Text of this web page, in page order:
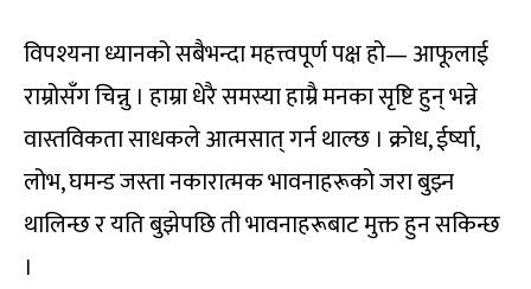
विपश्यना ध्यानको सबैभन्दा महत्त्वपूर्ण पक्ष हो— आफूलाई
राम्रोसँग चिन्नु । हाम्रा धेरै समस्या हाम्रै मनका सृष्टि हुन् भन्ने
वास्तविकता साधकले आत्मसात् गर्न थाल्छ । क्रोध, ईर्ष्या,
लोभ, घमन्ड जस्ता नकारात्मक भावनाहरूको जरा बुझ्न
थालिन्छ र यति बुझेपछि ती भावनाहरूबाट मुक्त हुन सकिन्छ
।